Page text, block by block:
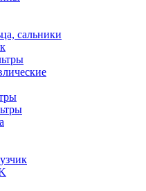
сальники